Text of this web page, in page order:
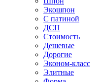
Экошпон
С патиной
ДСП
Стоимость
Дешевые
Дорогие
Эконом-класс
Элитные